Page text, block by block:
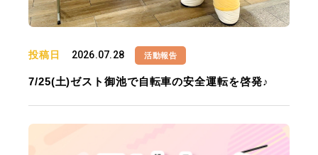
投稿日 2026.07.28 活動報告
7/25(土)ゼスト御池で自転車の安全運転を啓発♪